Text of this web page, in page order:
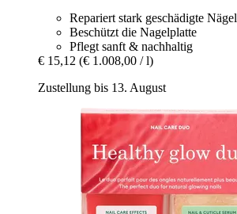
Repariert stark geschädigte Nägel
Beschützt die Nagelplatte
Pflegt sanft & nachhaltig
€ 15,12 (€ 1.008,00 / l)
Zustellung bis 13. August